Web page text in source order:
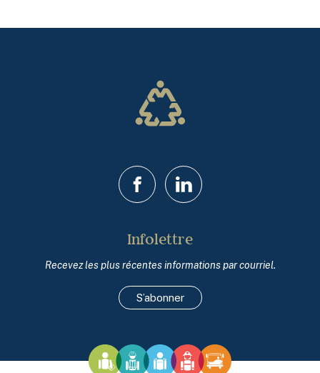
FacebookLinkedIn
Infolettre
Recevez les plus récentes informations par courriel.
S’abonner